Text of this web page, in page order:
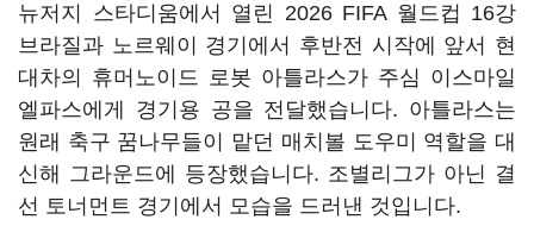
뉴저지 스타디움에서 열린 2026 FIFA 월드컵 16강
브라질과 노르웨이 경기에서 후반전 시작에 앞서 현
대차의 휴머노이드 로봇 아틀라스가 주심 이스마일
엘파스에게 경기용 공을 전달했습니다. 아틀라스는
원래 축구 꿈나무들이 맡던 매치볼 도우미 역할을 대
신해 그라운드에 등장했습니다. 조별리그가 아닌 결
선 토너먼트 경기에서 모습을 드러낸 것입니다.